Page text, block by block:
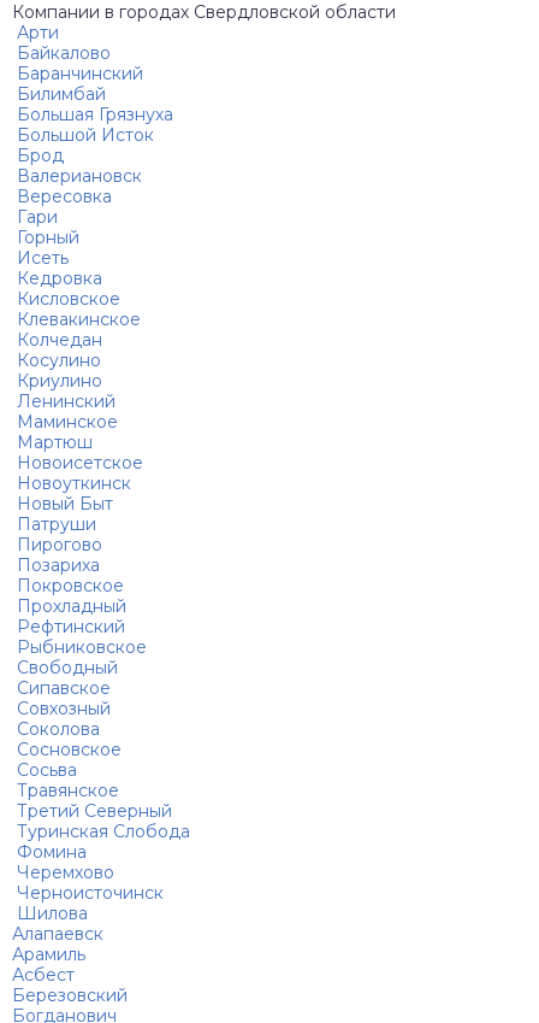
Компании в городах Свердловской области
Арти
Байкалово
Баранчинский
Билимбай
Большая Грязнуха
Большой Исток
Брод
Валериановск
Вересовка
Гари
Горный
Исеть
Кедровка
Кисловское
Клевакинское
Колчедан
Косулино
Криулино
Ленинский
Маминское
Мартюш
Новоисетское
Новоуткинск
Новый Быт
Патруши
Пирогово
Позариха
Покровское
Прохладный
Рефтинский
Рыбниковское
Свободный
Сипавское
Совхозный
Соколова
Сосновское
Сосьва
Травянское
Третий Северный
Туринская Слобода
Фомина
Черемхово
Черноисточинск
Шилова
Алапаевск
Арамиль
Асбест
Березовский
Богданович